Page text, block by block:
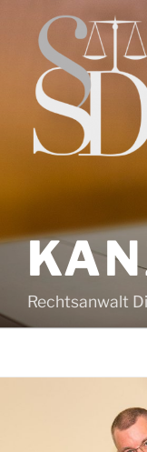
springen
Rechtsanwalt